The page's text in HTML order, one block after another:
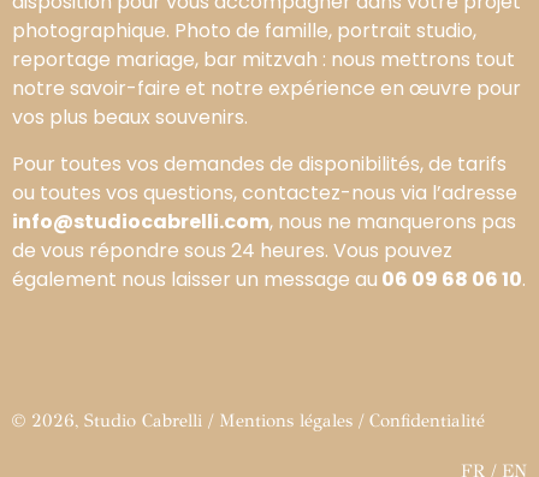
photographique. Photo de famille, portrait studio,
reportage mariage, bar mitzvah : nous mettrons tout
notre savoir-faire et notre expérience en œuvre pour
vos plus beaux souvenirs.
Pour toutes vos demandes de disponibilités, de tarifs
ou toutes vos questions, contactez-nous via l’adresse
info@studiocabrelli.com, nous ne manquerons pas
de vous répondre sous 24 heures. Vous pouvez
également nous laisser un message au 06 09 68 06 10.
© 2026, Studio Cabrelli / Mentions légales / Confidentialité
FR / EN